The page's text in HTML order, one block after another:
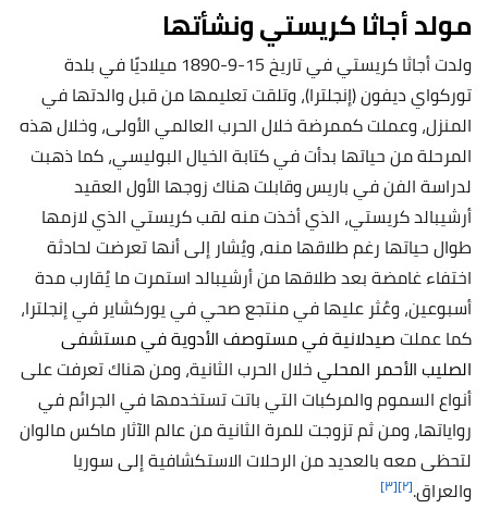
مولد أجاثا كريستي ونشأتها
ولدت أجاثا كريستي في تاريخ 15-9-1890 ميلاديًا في بلدة
توركواي ديفون (إنجلترا)، وتلقت تعليمها من قبل والدتها في
المنزل، وعملت كممرضة خلال الحرب العالمي الأولى، وخلال هذه
المرحلة من حياتها بدأت في كتابة الخيال البوليسي، كما ذهبت
لدراسة الفن في باريس وقابلت هناك زوجها الأول العقيد
أرشيبالد كريستي، الذي أخذت منه لقب كريستي الذي لازمها
طوال حياتها رغم طلاقها منه، ويُشار إلى أنها تعرضت لحادثة
اختفاء غامضة بعد طلاقها من أرشيبالد استمرت ما يُقارب مدة
أسبوعين، وعُثر عليها في منتجع صحي في يوركشاير في إنجلترا،
كما عملتصيدلانية في مستوصف الأدوية في مستشفى
الصليب الأحمر المحليخلال الحرب الثانية، ومن هناك تعرفت على
أنواع السموم والمركبات التي باتت تستخدمها في الجرائم في
رواياتها، ومن ثم تزوجت للمرة الثانية من عالم الآثار ماكس مالوان
لتحظى معه بالعديد من الرحلات الاستكشافية إلى سوريا
والعراق.[٢] [٣]